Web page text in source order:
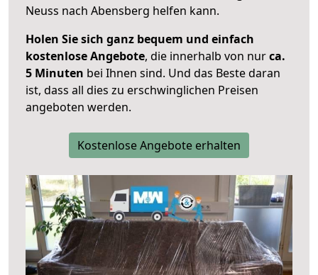
Neuss nach Abensberg helfen kann.
Holen Sie sich ganz bequem und einfach
kostenlose Angebote, die innerhalb von nurca.
5 Minuten bei Ihnen sind. Und das Beste daran
ist, dass all dies zu erschwinglichen Preisen
angeboten werden.
Kostenlose Angebote erhalten